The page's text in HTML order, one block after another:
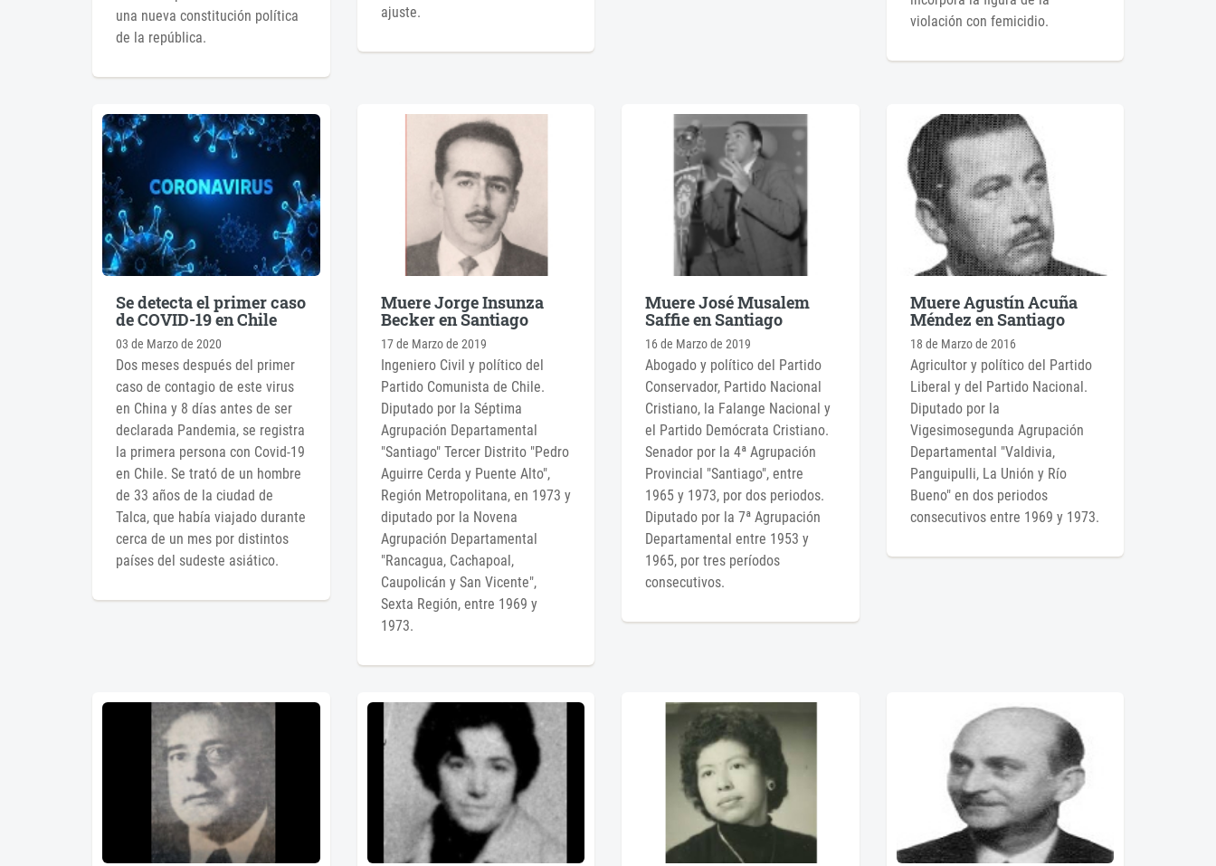
una nueva constitución política
de la república.
ajuste.
violación con femicidio.
Se detecta el primer caso
de COVID-19 en Chile
03 de Marzo de 2020
Dos meses después del primer
caso de contagio de este virus
en China y 8 días antes de ser
declarada Pandemia, se registra
la primera persona con Covid-19
en Chile. Se trató de un hombre
de 33 años de la ciudad de
Talca, que había viajado durante
cerca de un mes por distintos
países del sudeste asiático.
Muere Jorge Insunza
Becker en Santiago
17 de Marzo de 2019
Ingeniero Civil y político del
Partido Comunista de Chile.
Diputado por la Séptima
Agrupación Departamental
"Santiago" Tercer Distrito "Pedro
Aguirre Cerda y Puente Alto",
Región Metropolitana, en 1973 y
diputado por la Novena
Agrupación Departamental
"Rancagua, Cachapoal,
Caupolicán y San Vicente",
Sexta Región, entre 1969 y
1973.
Muere José Musalem
Saffie en Santiago
16 de Marzo de 2019
Abogado y político del Partido
Conservador, Partido Nacional
Cristiano, la Falange Nacional y
el Partido Demócrata Cristiano.
Senador por la 4ª Agrupación
Provincial "Santiago", entre
1965 y 1973, por dos periodos.
Diputado por la 7ª Agrupación
Departamental entre 1953 y
1965, por tres períodos
consecutivos.
Muere Agustín Acuña
Méndez en Santiago
18 de Marzo de 2016
Agricultor y político del Partido
Liberal y del Partido Nacional.
Diputado por la
Vigesimosegunda Agrupación
Departamental "Valdivia,
Panguipulli, La Unión y Río
Bueno" en dos periodos
consecutivos entre 1969 y 1973.